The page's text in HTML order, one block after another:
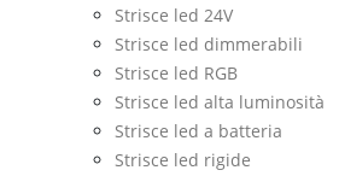
Strisce led 24V
Strisce led dimmerabili
Strisce led RGB
Strisce led alta luminosità
Strisce led a batteria
Strisce led rigide